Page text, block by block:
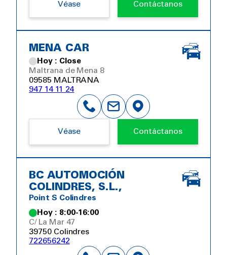
Véase Contáctanos
MENA CAR
Hoy : Close
Maltrana de Mena 8
09585 MALTRANA
947 14 11 24
Véase Contáctanos
BC AUTOMOCIÓN
COLINDRES, S.L.,
Point S Colindres
Hoy : 8:00-16:00
C/ La Mar 47
39750 Colindres
722656242